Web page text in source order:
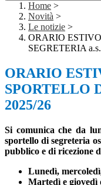
Home >
Novità >
Le notizie >
ORARIO
SEGRETERIA
ORARIO
SPORTELLO
2025/26
Si comunica che da
sportello di segreteria
pubblico e di ricezione
Lunedì,
Martedì e giovedì